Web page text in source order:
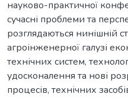
науково-практичної
сучасні проблеми та
розглядаються нинішній
агроінженерної галузі
технічних систем,
удосконалення та нові
процесів, технічних